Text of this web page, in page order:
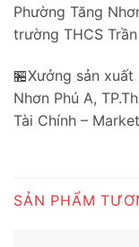
Phường Tăng
trường THCS
🏪Xưởng sản
Nhơn Phú A,
Tài Chính –
SẢN PHẨM